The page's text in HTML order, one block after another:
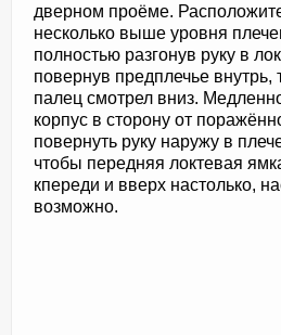
дверном проёме.
несколько выше уровня
полностью разгонув руку в
повернув предплечье внутрь,
палец смотрел вниз.
корпус в сторону от
повернуть руку наружу в
чтобы передняя локтевая
кпереди и вверх настолько,
возможно.